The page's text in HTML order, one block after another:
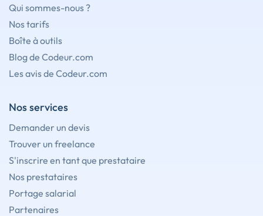
Qui sommes-nous ?
Nos tarifs
Boîte à outils
Blog de Codeur.com
Les avis de Codeur.com
Nos services
Demander un devis
Trouver un freelance
S'inscrire en tant que prestataire
Nos prestataires
Portage salarial
Partenaires